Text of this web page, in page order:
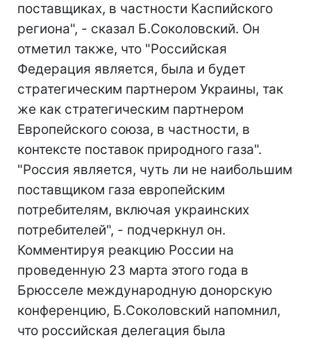
поставщиках, в частности Каспийского
региона", - сказал Б.Соколовский. Он
отметил также, что "Российская
Федерация является, была и будет
стратегическим партнером Украины, так
же как стратегическим партнером
Европейского союза, в частности, в
контексте поставок природного газа".
"Россия является, чуть ли не наибольшим
поставщиком газа европейским
потребителям, включая украинских
потребителей", - подчеркнул он.
Комментируя реакцию России на
проведенную 23 марта этого года в
Брюсселе международную донорскую
конференцию, Б.Соколовский напомнил,
что российская делегация была